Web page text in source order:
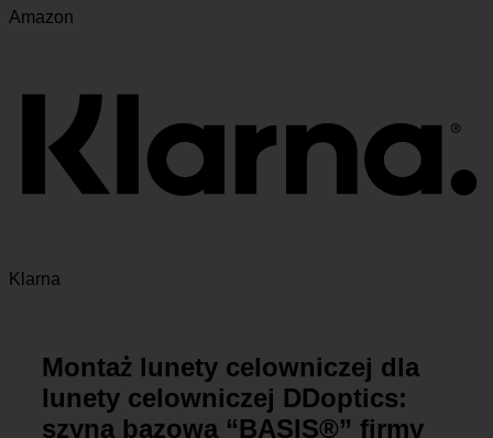
Amazon
Klarna
Montaż lunety celowniczej dla
lunety celowniczej DDoptics:
szyna bazowa “BASIS®” firmy